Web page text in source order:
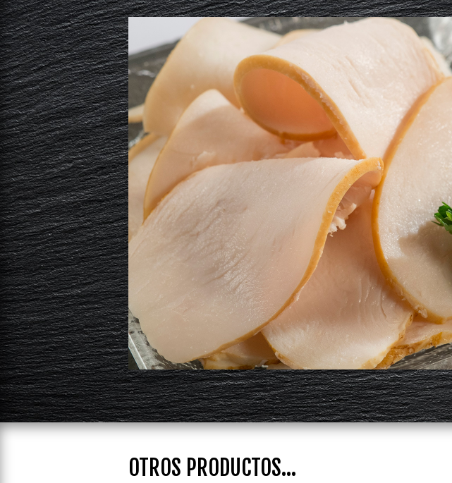
OTROS PRODUCTOS...